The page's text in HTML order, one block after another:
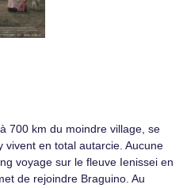
700 km du moindre village, se
vivent en total autarcie. Aucune
voyage sur le fleuve Ienissei en
de rejoindre Braguino. Au